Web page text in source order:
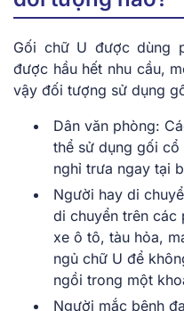
Gối chữ U được dùng
được hầu hết nhu cầu,
vậy đối tượng sử dụng
Dân văn phòng:
thể sử dụng gối
nghỉ trưa ngay tại
Người hay di
di chuyển trên các
xe ô tô, tàu hỏa,
ngủ chữ U để
ngồi trong một
Người mắc bệnh